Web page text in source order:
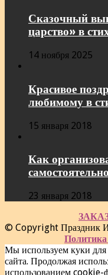
Сказочный
царство» в
14 ноября 2025
Красивое
любимому в
15 января 2018
Как
23 января 2018
© Copyright Праздник
Политика
Мы используем куки
сайта. Продолжая
использованием cookie-